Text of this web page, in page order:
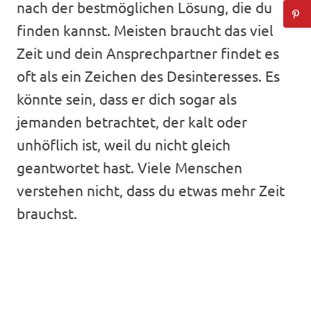
nach der bestmöglichen Lösung, die du
finden kannst. Meisten braucht das viel
Zeit und dein Ansprechpartner findet es
oft als ein Zeichen des Desinteresses. Es
könnte sein, dass er dich sogar als
jemanden betrachtet, der kalt oder
unhöflich ist, weil du nicht gleich
geantwortet hast. Viele Menschen
verstehen nicht, dass du etwas mehr Zeit
brauchst.